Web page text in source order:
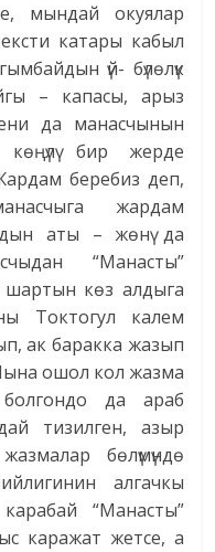
мындай окуялар
катары кабыл
үй- бүлөлүк
– капасы, арыз
да манасчынын
бир жерде
беребиз деп,
жардам
аты – жөнү да
“Манасты”
шартын көз алдыга
Токтогул калем
ак баракка жазып
ошол кол жазма
да араб
тизилген, азыр
бөлүмүндө
алгачкы
“Манасты”
каражат жетсе, а